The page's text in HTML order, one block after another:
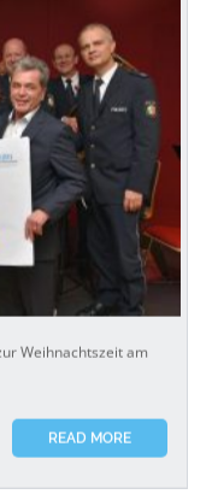
Weihnachtszeit am
READ MORE